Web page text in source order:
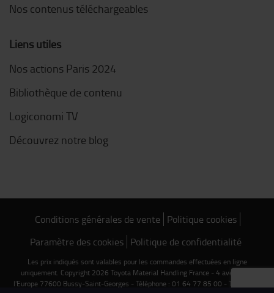
Nos contenus téléchargeables
Liens utiles
Nos actions Paris 2024
Bibliothèque de contenu
Logiconomi TV
Découvrez notre blog
Conditions générales de vente Politique cookies
Paramètre des cookies Politique de confidentialité
Les prix indiqués sont valables pour les commandes effectuées en ligne
uniquement. Copyright 2026 Toyota Material Handling France - 4 avenue de
l'Europe 77600 Bussy-Saint-Georges - Téléphone : 01 64 77 85 00 - TVA FR 75